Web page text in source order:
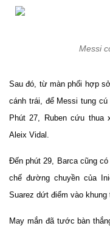
Messi
Sau đó, từ màn phối hợp
cánh trái, để Messi tung
Phút 27, Ruben cứu thua
Aleix Vidal.
Đến phút 29, Barca cũng
chế đường chuyền của
Suarez dứt điểm vào khung
May mắn đã tước bàn